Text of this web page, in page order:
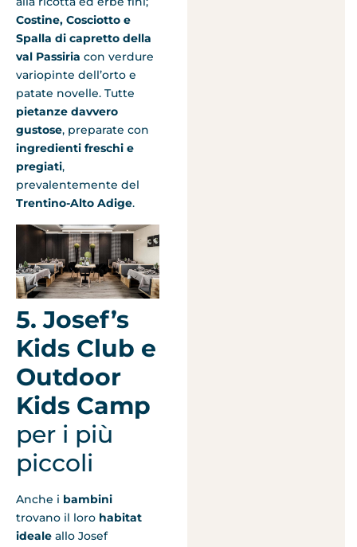
Costine, Cosciotto e
Spalla di capretto della
val Passiria con verdure
variopinte dell’orto e
patate novelle. Tutte
pietanze davvero
gustose, preparate con
ingredienti freschi e
pregiati,
prevalentemente del
Trentino-Alto Adige.
5. Josef’s
Kids Club e
Outdoor
Kids Camp
per i più
piccoli
Anche i bambini
trovano il loro habitat
ideale allo Josef